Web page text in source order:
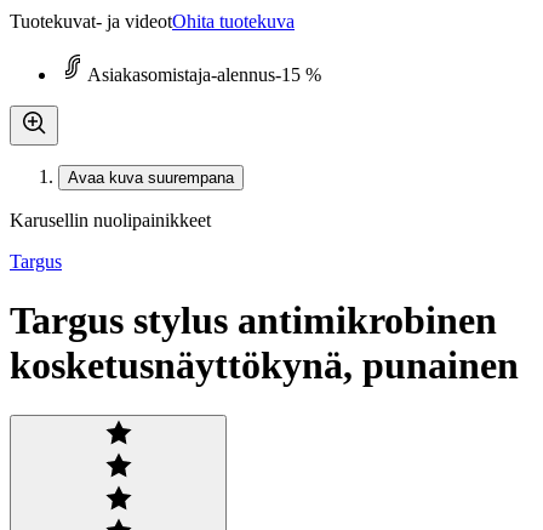
Tuotekuvat- ja videotOhita tuotekuva
Asiakasomistaja-alennus-15 %
Avaa kuva suurempana
Karusellin nuolipainikkeet
Targus
Targus stylus antimikrobinen
kosketusnäyttökynä, punainen